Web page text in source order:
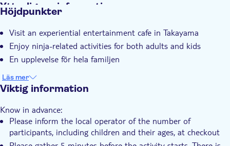
Ytterligare information
Regnig dag
Elektronisk biljett
Höjdpunkter
Visit an experiential entertainment cafe in Takayama
Enjoy ninja-related activities for both adults and kids
En upplevelse för hela familjen
Läs mer
Viktig information
Know in advance:
Please inform the local operator of the number of
participants, including children and their ages, at checkout